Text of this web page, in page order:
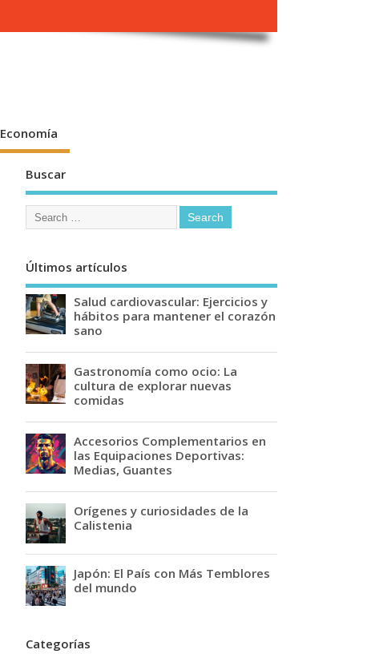
Economía
Buscar
Últimos artículos
Salud cardiovascular: Ejercicios y
hábitos para mantener el corazón
sano
Gastronomía como ocio: La
cultura de explorar nuevas
comidas
Accesorios Complementarios en
las Equipaciones Deportivas:
Medias, Guantes
Orígenes y curiosidades de la
Calistenia
Japón: El País con Más Temblores
del mundo
Categorías